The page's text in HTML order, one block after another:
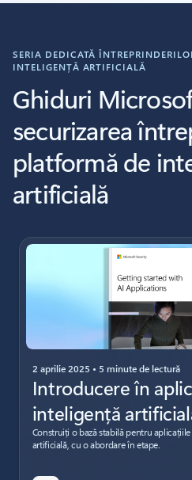
SERIA DEDICATĂ
INTELIGENȚĂ ARTIFICIALĂ
Ghiduri
securizarea
platformă de
artificială
Se afișează diapozitivul 1 din 4
2 aprilie 2025 • 5 minute de lectură
Introducere în
inteligență
Construiți o bază stabilă pentru
artificială, cu o abordare în etape.